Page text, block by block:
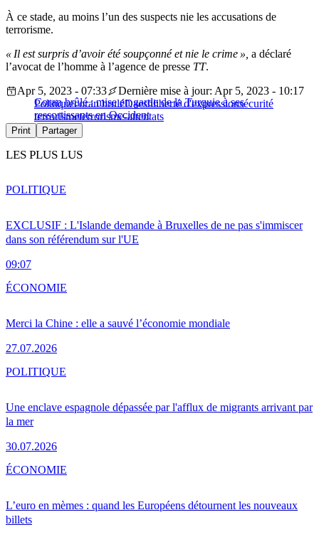
À ce stade, au moins l’un des suspects nie les accusations de
terrorisme.
« Il est surpris d’avoir été soupçonné et nie le crime », a déclaré
l’avocat de l’homme à l’agence de presse TT.
Coran brûlé : mise en garde de la Turquie à ses
ressortissants en Occident
Apr 5, 2023 - 07:33
Dernière mise à jour: Apr 5, 2023 - 10:17
Politiquecoran bruléDaeshliberté d'expressionsécurité
terrorismeterrorisme-attentats
Print Partager
LES PLUS LUS
EXCLUSIF : L'Islande demande à Bruxelles de ne pas s'immiscer
dans son référendum sur l'UE
09:07
POLITIQUE
Merci la Chine : elle a sauvé l’économie mondiale
27.07.2026
ÉCONOMIE
Une enclave espagnole dépassée par l'afflux de migrants arrivant par
la mer
30.07.2026
POLITIQUE
L’euro en mèmes : quand les Européens détournent les nouveaux
billets
ÉCONOMIE